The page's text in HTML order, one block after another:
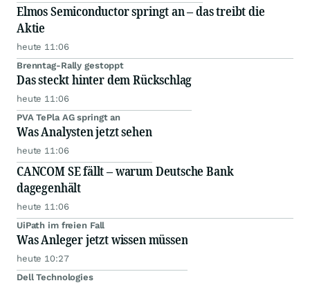
Elmos Semiconductor springt an – das treibt die
Aktie
heute 11:06
Brenntag-Rally gestoppt
Das steckt hinter dem Rückschlag
heute 11:06
PVA TePla AG springt an
Was Analysten jetzt sehen
heute 11:06
CANCOM SE fällt – warum Deutsche Bank
dagegenhält
heute 11:06
UiPath im freien Fall
Was Anleger jetzt wissen müssen
heute 10:27
Dell Technologies